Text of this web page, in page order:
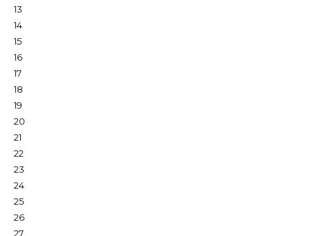
13
14
15
16
17
18
19
20
21
22
23
24
25
26
27